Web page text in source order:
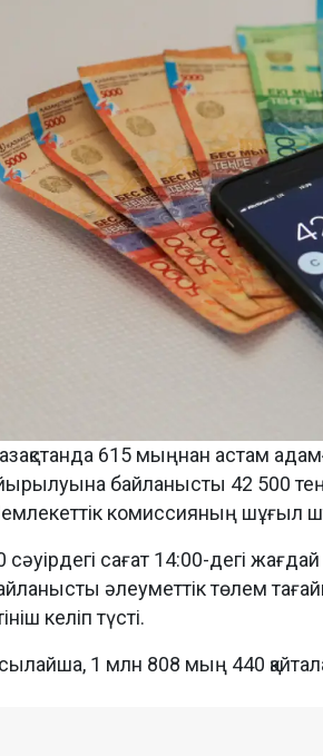
615 мыңнан астам
байланысты 42 500
комиссияның шұғыл
сәуірдегі сағат 14:00-дегі
әлеуметтік төлем
келіп түсті.
1 млн 808 мың 440